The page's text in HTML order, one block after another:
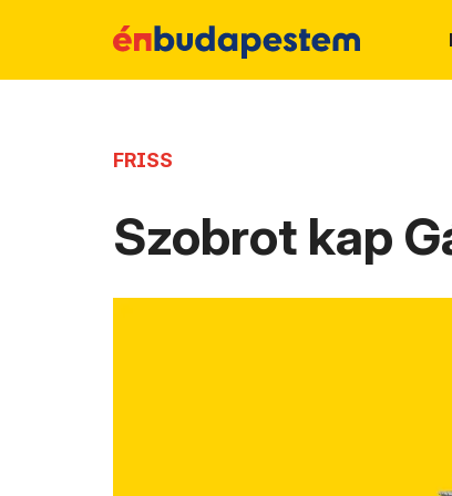
FRISS
Szobrot kap